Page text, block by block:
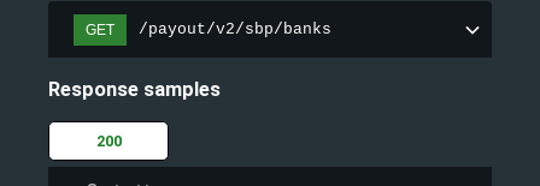
GET /payout/v2/sbp/banks
Response samples
200